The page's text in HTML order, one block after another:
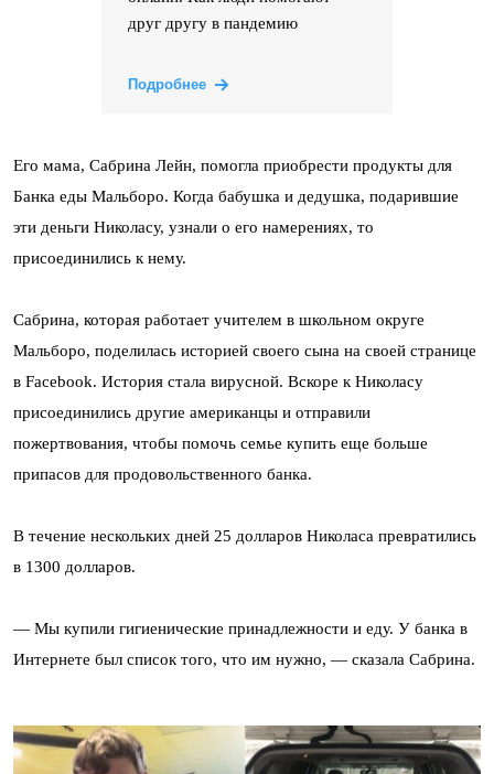
друг другу в пандемию
Подробнее
Его мама, Сабрина Лейн, помогла приобрести продукты для
Банка еды Мальборо. Когда бабушка и дедушка, подарившие
эти деньги Николасу, узнали о его намерениях, то
присоединились к нему.
Сабрина, которая работает учителем в школьном округе
Мальборо, поделилась историей своего сына на своей странице
в Facebook. История стала вирусной. Вскоре к Николасу
присоединились другие американцы и отправили
пожертвования, чтобы помочь семье купить еще больше
припасов для продовольственного банка.
В течение нескольких дней 25 долларов Николаса превратились
в 1300 долларов.
— Мы купили гигиенические принадлежности и еду. У банка в
Интернете был список того, что им нужно, — сказала Сабрина.